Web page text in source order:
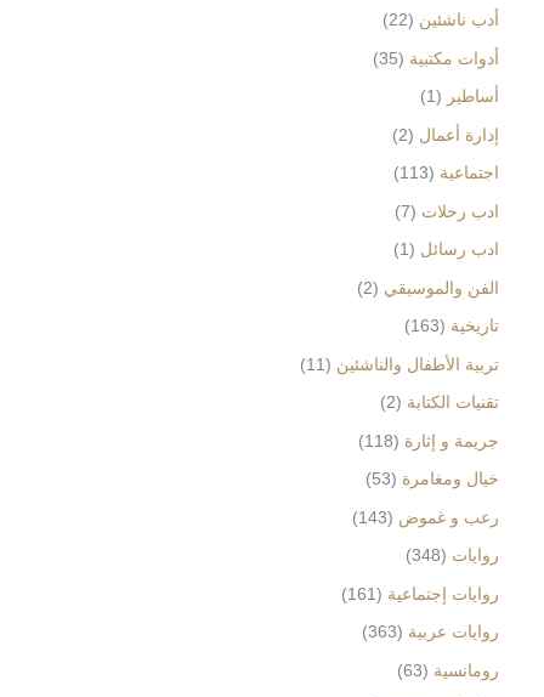
أدب ناشئين 22
أدوات مكتبية 35
أساطير
1
إدارة أعمال 2
اجتماعية 113
ادب رحلات 7
ادب رسائل 1
الفن والموسيقي 2
تاريخية 163
تربية الأطفال والناشئين 11
تقنيات الكتابة 2
جريمة و إثارة 118
خيال ومغامرة 53
رعب و غموض 143
روايات 348
روايات إجتماعية 161
روايات عربية 363
رومانسية 63